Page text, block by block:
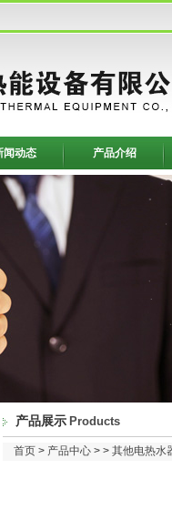
闻动态 产品介绍
产品展示 Products
首页 > 产品中心 > > 其他电热水